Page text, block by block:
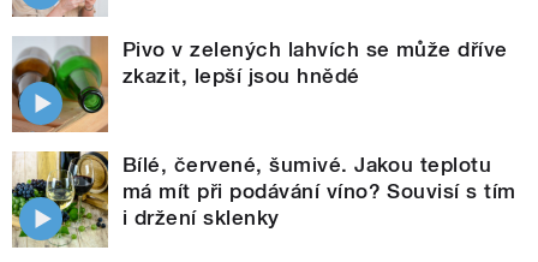
Pivo v zelených lahvích se může dříve
zkazit, lepší jsou hnědé
Bílé, červené, šumivé. Jakou teplotu
má mít při podávání víno? Souvisí s tím
i držení sklenky